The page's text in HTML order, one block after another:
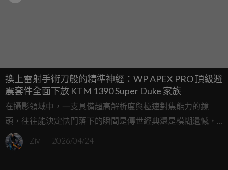
換上雷射手術刀般的精準神經：WP APEX PRO 頂級避
震套件全面下放 KTM 1390 Super Duke 家族
在攝影領域中，一支具備超高解析度與極速對焦能力的鏡
頭，往往能決定快門落下的瞬間是傳世經典還是模糊遺憾，
就像 Sony G Master 系列之於專業攝影師的意義，懸吊系統則
是高性能機車的靈魂神經，如果說 KTM 1390 Super Duke 那
Ziv 2026/04/24